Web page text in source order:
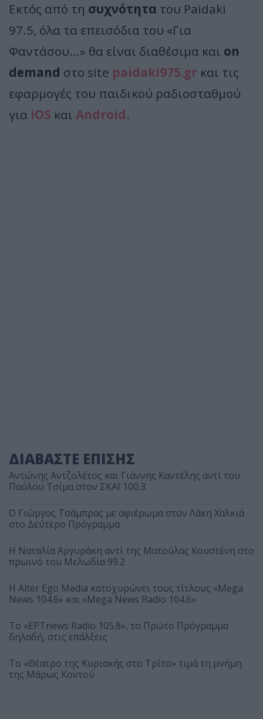
Εκτός από τη συχνότητα του Paidaki
97.5, όλα τα επεισόδια του «Για
Φαντάσου...» θα είναι διαθέσιμα και on
demand στο site paidaki975.gr και τις
εφαρμογές του παιδικού ραδιοσταθμού
για iOS και Android.
ΔΙΑΒΑΣΤΕ ΕΠΙΣΗΣ
Αντώνης Αντζολέτος και Γιάννης Καντέλης αντί του
Παύλου Τσίμα στον ΣΚΑΪ 100.3
O Γιώργος Τσάμπρας με αφιέρωμα στον Λάκη Χαλκιά
στο Δεύτερο Πρόγραμμα
Η Ναταλία Αργυράκη αντί της Ματούλας Κουστένη στο
πρωινό του Μελωδία 99.2
Η Alter Ego Media κατοχυρώνει τους τίτλους «Mega
News 104.6» και «Mega News Radio 104.6»
Το «ΕΡΤnews Radio 105.8», το Πρώτο Πρόγραμμα
δηλαδή, στις επάλξεις
Το «Θέατρο της Κυριακής στο Τρίτο» τιμά τη μνήμη
της Μάρως Κοντού